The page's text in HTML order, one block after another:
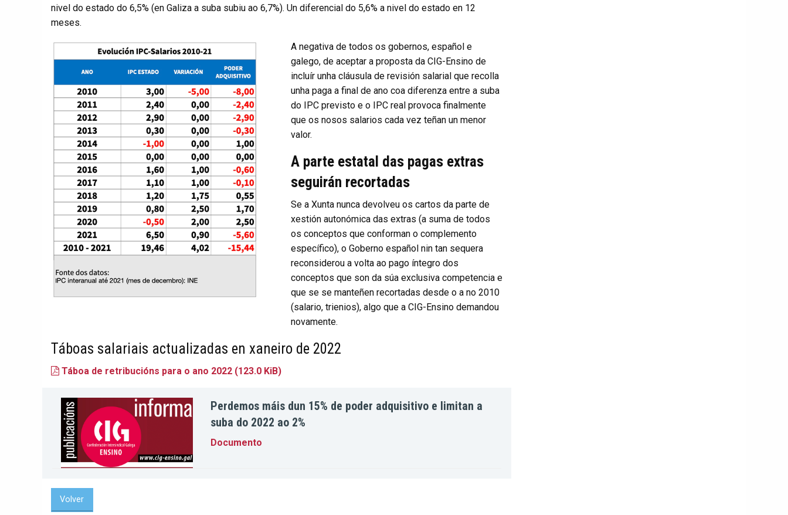
nivel do estado do 6,5% (en Galiza a suba subiu ao 6,7%). Un diferencial do 5,6% a nivel do estado en 12
meses.
A negativa de todos os gobernos, español e
galego, de aceptar a proposta da CIG-Ensino de
incluír unha cláusula de revisión salarial que recolla
unha paga a final de ano coa diferenza entre a suba
do IPC previsto e o IPC real provoca finalmente
que os nosos salarios cada vez teñan un menor
valor.
A parte estatal das pagas extras
seguirán recortadas
Se a Xunta nunca devolveu os cartos da parte de
xestión autonómica das extras (a suma de todos
os conceptos que conforman o complemento
específico), o Goberno español nin tan sequera
reconsiderou a volta ao pago íntegro dos
conceptos que son da súa exclusiva competencia e
que se se manteñen recortadas desde o a no 2010
(salario, trienios), algo que a CIG-Ensino demandou
novamente.
Táboas salariais actualizadas en xaneiro de 2022
Táboa de retribucións para o ano 2022 (123.0 KiB)
Perdemos máis dun 15% de poder adquisitivo e limitan a
suba do 2022 ao 2%
Documento
Volver